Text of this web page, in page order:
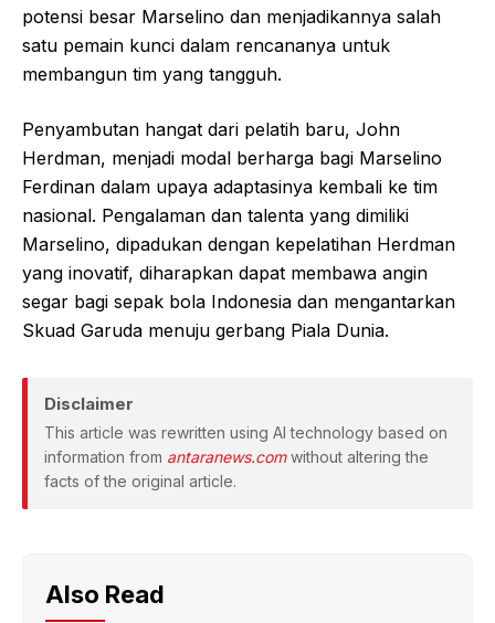
potensi besar Marselino dan menjadikannya salah
satu pemain kunci dalam rencananya untuk
membangun tim yang tangguh.
Penyambutan hangat dari pelatih baru, John
Herdman, menjadi modal berharga bagi Marselino
Ferdinan dalam upaya adaptasinya kembali ke tim
nasional. Pengalaman dan talenta yang dimiliki
Marselino, dipadukan dengan kepelatihan Herdman
yang inovatif, diharapkan dapat membawa angin
segar bagi sepak bola Indonesia dan mengantarkan
Skuad Garuda menuju gerbang Piala Dunia.
Disclaimer
This article was rewritten using AI technology based on
information from antaranews.comwithout altering the
facts of the original article.
Also Read